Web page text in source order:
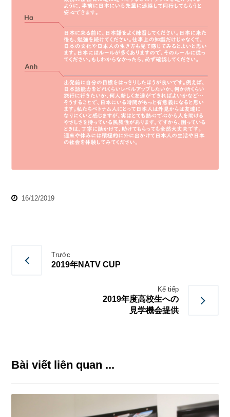
16/12/2019
Trước
2019年NATV CUP
Kế tiếp
2019年度高校生への
見学機会提供
Bài viết liên quan ...